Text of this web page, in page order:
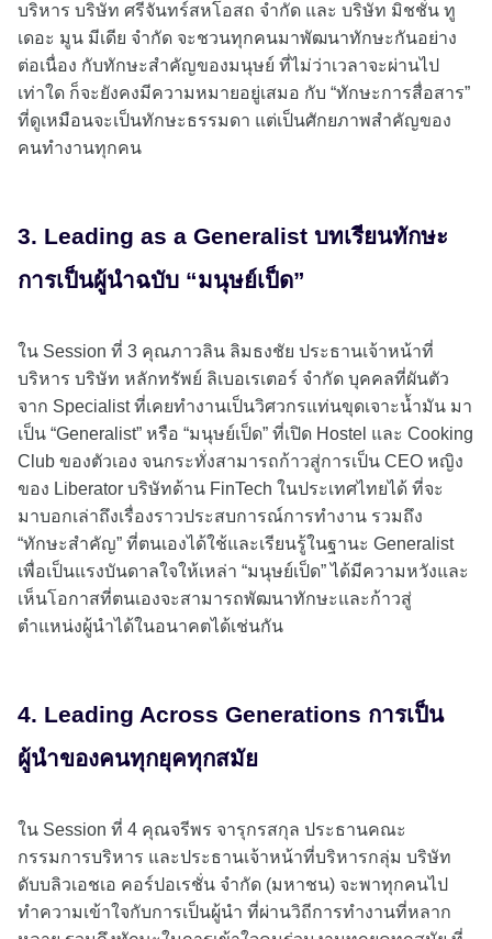
บริหาร บริษัท ศรีจันทร์สหโอสถ จำกัด และ บริษัท มิชชั่น ทู
เดอะ มูน มีเดีย จำกัด จะชวนทุกคนมาพัฒนาทักษะกันอย่าง
ต่อเนื่อง กับทักษะสำคัญของมนุษย์ ที่ไม่ว่าเวลาจะผ่านไป
เท่าใด ก็จะยังคงมีความหมายอยู่เสมอ กับ “ทักษะการสื่อสาร”
ที่ดูเหมือนจะเป็นทักษะธรรมดา แต่เป็นศักยภาพสำคัญของ
คนทำงานทุกคน
3. Leading as a Generalist บทเรียนทักษะ
การเป็นผู้นำฉบับ “มนุษย์เป็ด”
ใน Session ที่ 3 คุณภาวลิน ลิมธงชัย ประธานเจ้าหน้าที่
บริหาร บริษัท หลักทรัพย์ ลิเบอเรเตอร์ จำกัด บุคคลที่ผันตัว
จาก Specialist ที่เคยทำงานเป็นวิศวกรแท่นขุดเจาะน้ำมัน มา
เป็น “Generalist” หรือ “มนุษย์เป็ด” ที่เปิด Hostel และ Cooking
Club ของตัวเอง จนกระทั่งสามารถก้าวสู่การเป็น CEO หญิง
ของ Liberator บริษัทด้าน FinTech ในประเทศไทยได้ ที่จะ
มาบอกเล่าถึงเรื่องราวประสบการณ์การทำงาน รวมถึง
“ทักษะสำคัญ” ที่ตนเองได้ใช้และเรียนรู้ในฐานะ Generalist
เพื่อเป็นแรงบันดาลใจให้เหล่า “มนุษย์เป็ด” ได้มีความหวังและ
เห็นโอกาสที่ตนเองจะสามารถพัฒนาทักษะและก้าวสู่
ตำแหน่งผู้นำได้ในอนาคตได้เช่นกัน
4. Leading Across Generations การเป็น
ผู้นำของคนทุกยุคทุกสมัย
ใน Session ที่ 4 คุณจรีพร จารุกรสกุล ประธานคณะ
กรรมการบริหาร และประธานเจ้าหน้าที่บริหารกลุ่ม บริษัท
ดับบลิวเอชเอ คอร์ปอเรชั่น จำกัด (มหาชน) จะพาทุกคนไป
ทำความเข้าใจกับการเป็นผู้นำ ที่ผ่านวิถีการทำงานที่หลาก